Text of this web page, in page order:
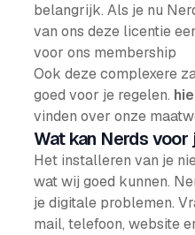
belangrijk. Als je nu
van ons deze licentie
voor ons membership
Ook deze complexere
goed voor je regelen.
vinden over onze
Wat kan Nerds voor
Het installeren van je
wat wij goed kunnen.
je digitale problemen.
mail, telefoon, website